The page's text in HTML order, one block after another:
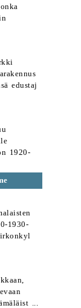
edustaj
1920-
1930-
...